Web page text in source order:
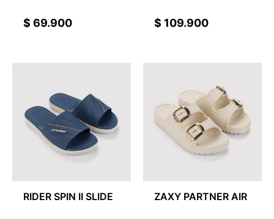
$ 69.900 $ 109.900
RIDER SPIN II SLIDE ZAXY PARTNER AIR